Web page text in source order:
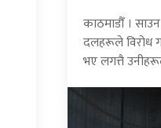
काठमाडौँ ।
दलहरूले विरोध
भए लगत्तै